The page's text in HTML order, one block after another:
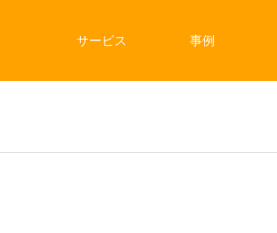
サービス 事例